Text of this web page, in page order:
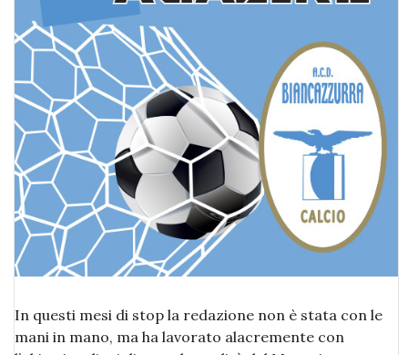
In questi mesi di stop la redazione non è stata con le
mani in mano, ma ha lavorato alacremente con